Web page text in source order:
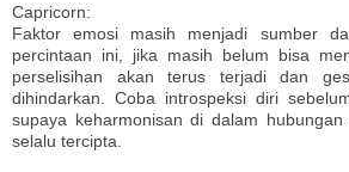
Capricorn:
Faktor emosi masih menjadi sumber
percintaan ini, jika masih belum bisa
perselisihan akan terus terjadi dan
dihindarkan. Coba introspeksi diri
supaya keharmonisan di dalam
selalu tercipta.